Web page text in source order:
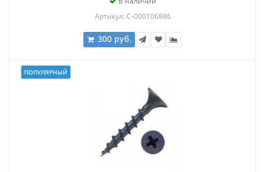
Артикул: С-000106886
300 руб.
ПОПУЛЯРНЫЙ